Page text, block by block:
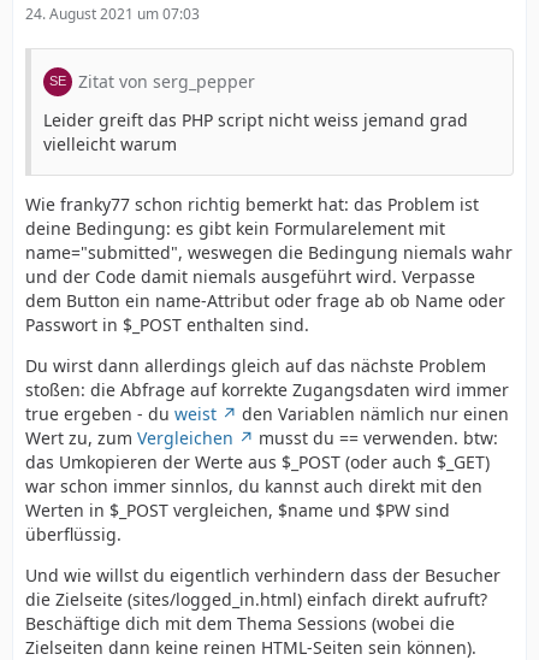
24. August 2021 um 07:03
Zitat von serg_pepper
Leider greift das PHP script nicht weiss jemand grad
vielleicht warum
Wie franky77 schon richtig bemerkt hat: das Problem ist
deine Bedingung: es gibt kein Formularelement mit
name="submitted", weswegen die Bedingung niemals wahr
und der Code damit niemals ausgeführt wird. Verpasse
dem Button ein name-Attribut oder frage ab ob Name oder
Passwort in $_POST enthalten sind.
Du wirst dann allerdings gleich auf das nächste Problem
stoßen: die Abfrage auf korrekte Zugangsdaten wird immer
true ergeben - du weist
den Variablen nämlich nur einen
Wert zu, zum Vergleichen
musst du == verwenden. btw:
das Umkopieren der Werte aus $_POST (oder auch $_GET)
war schon immer sinnlos, du kannst auch direkt mit den
Werten in $_POST vergleichen, $name und $PW sind
überflüssig.
Und wie willst du eigentlich verhindern dass der Besucher
die Zielseite (sites/logged_in.html) einfach direkt aufruft?
Beschäftige dich mit dem Thema Sessions (wobei die
Zielseiten dann keine reinen HTML-Seiten sein können).